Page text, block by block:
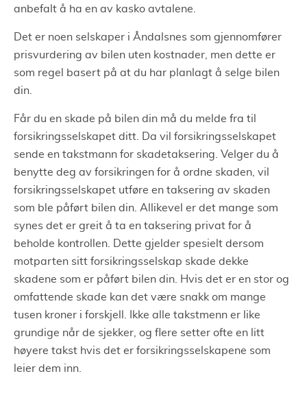
anbefalt å ha en av kasko avtalene.
Det er noen selskaper i Åndalsnes som gjennomfører
prisvurdering av bilen uten kostnader, men dette er
som regel basert på at du har planlagt å selge bilen
din.
Får du en skade på bilen din må du melde fra til
forsikringsselskapet ditt. Da vil forsikringsselskapet
sende en takstmann for skadetaksering. Velger du å
benytte deg av forsikringen for å ordne skaden, vil
forsikringsselskapet utføre en taksering av skaden
som ble påført bilen din. Allikevel er det mange som
synes det er greit å ta en taksering privat for å
beholde kontrollen. Dette gjelder spesielt dersom
motparten sitt forsikringsselskap skade dekke
skadene som er påført bilen din. Hvis det er en stor og
omfattende skade kan det være snakk om mange
tusen kroner i forskjell. Ikke alle takstmenn er like
grundige når de sjekker, og flere setter ofte en litt
høyere takst hvis det er forsikringsselskapene som
leier dem inn.